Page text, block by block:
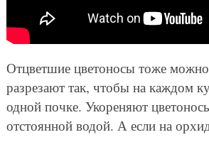
Отцветшие цветоносы тоже
разрезают так, чтобы на каждом
одной почке. Укореняют
отстоянной водой. А если на